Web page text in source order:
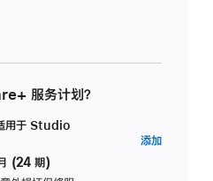
服务计划？
用于 Studio
(24 期)
添加